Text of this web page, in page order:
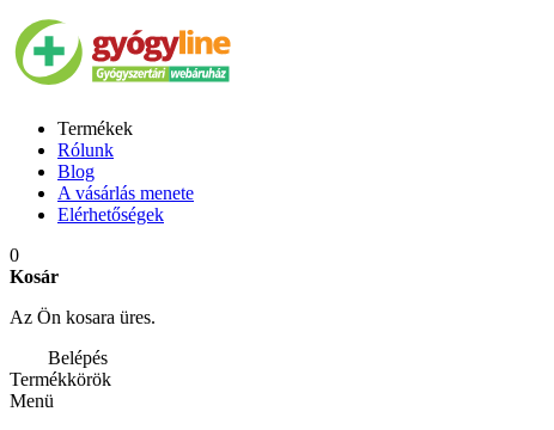
Termékek
Rólunk
Blog
A vásárlás menete
Elérhetőségek
0
Kosár
Az Ön kosara üres.
Belépés
Termékkörök
Menü